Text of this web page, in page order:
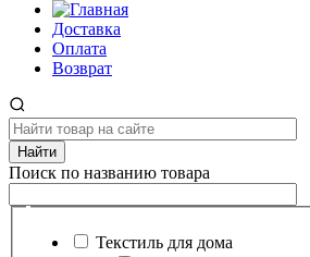
Доставка
Оплата
Возврат
Найти
Поиск по названию товара
Текстиль для дома